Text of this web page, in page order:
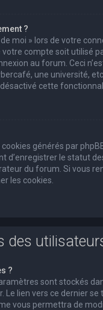
?
moi » lors de votre
compte soit utilisé
au forum. Ceci
une université,
cette
générés par
le statut
du forum. Si vous
les cookies.
des
?
sont stockés
Le lien vers ce dernier
vous permettra de